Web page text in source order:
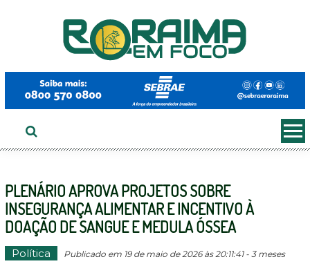
PLENÁRIO APROVA PROJETOS SOBRE
INSEGURANÇA ALIMENTAR E INCENTIVO À
DOAÇÃO DE SANGUE E MEDULA ÓSSEA
Política
Publicado em 19 de maio de 2026 às 20:11:41 - 3 meses